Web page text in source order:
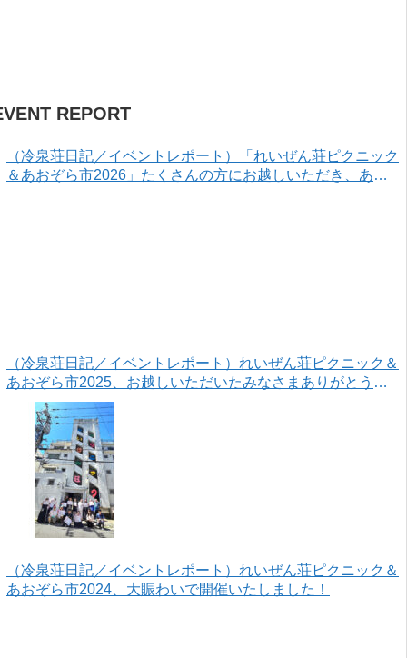
REPORT
（冷泉荘日記／イベントレポート）「れいぜん荘ピクニック
＆あおぞら市2026」たくさんの方にお越しいただき、あり
（冷泉荘日記／イベントレポート）れいぜん荘ピクニック＆
あおぞら市2025、お越しいただいたみなさまありがとうご
ざいました！
（冷泉荘日記／イベントレポート）れいぜん荘ピクニック＆
あおぞら市2024、大賑わいで開催いたしました！